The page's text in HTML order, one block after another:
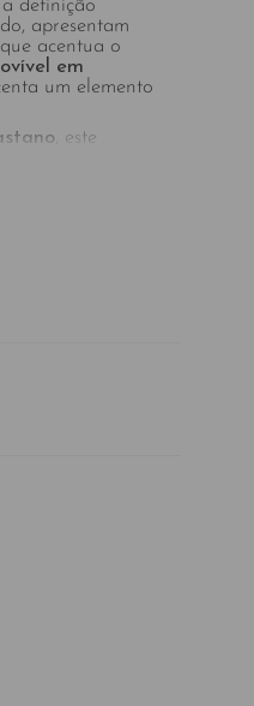
definição
apresentam
acentua o
em
um elemento
, este